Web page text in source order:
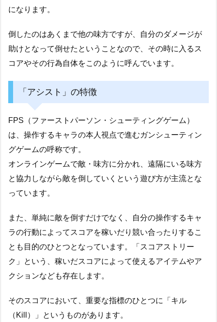
になります。
倒したのはあくまで他の味方ですが、自分のダメージが
助けとなって倒せたということなので、その時に入るス
コアやその行為自体をこのように呼んでいます。
「アシスト」の特徴
FPS（ファーストパーソン・シューティングゲーム）
は、操作するキャラの本人視点で進むガンシューティン
グゲームの呼称です。
オンラインゲームで敵・味方に分かれ、遠隔にいる味方
と協力しながら敵を倒していくという遊び方が主流とな
っています。
また、単純に敵を倒すだけでなく、自分の操作するキャ
ラの行動によってスコアを稼いだり競い合ったりするこ
とも目的のひとつとなっています。「スコアストリー
ク」という、稼いだスコアによって使えるアイテムやア
クションなども存在します。
そのスコアにおいて、重要な指標のひとつに「キル
（Kill）」というものがあります。